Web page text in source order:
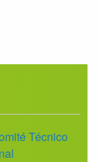
Técnico